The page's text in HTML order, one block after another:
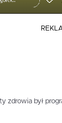
zdrowia był